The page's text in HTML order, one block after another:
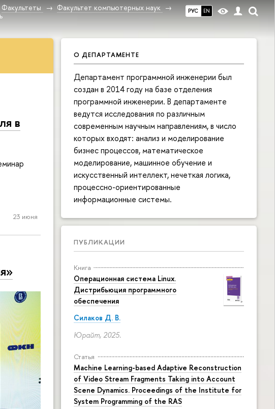
РУС EN
Факультеты
Факультет компьютерных наук
О ДЕПАРТАМЕНТЕ
Департамент программной инженерии был
создан в 2014 году на базе отделения
программной инженерии. В департаменте
ведутся исследования по различным
современным научным направлениям, в число
которых входят: анализ и моделирование
бизнес процессов, математическое
моделирование, машинное обучение и
искусственный интеллект, нечеткая логика,
процессно-ориентированные
информационные системы.
ПУБЛИКАЦИИ
Книга
Операционная система Linux.
Дистрибьюция программного
обеспечения
Силаков Д. В.
Юрайт, 2025.
Статья
Machine Learning-based Adaptive Reconstruction
of Video Stream Fragments Taking into Account
Scene Dynamics. Proceedings of the Institute for
System Programming of the RAS
в
23 июня